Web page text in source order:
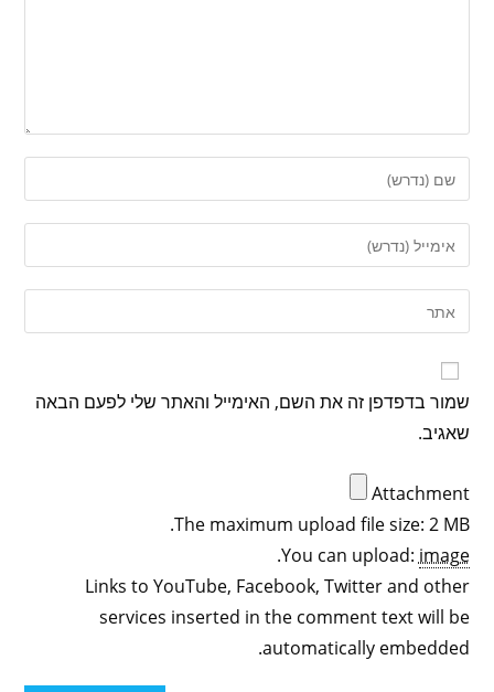
שמור בדפדפן זה את השם, האימייל והאתר שלי לפעם הבאה
שאגיב.
Attachment
The maximum upload file size: 2 MB.
You can upload: image
.
Links to YouTube, Facebook, Twitter and other
services inserted in the comment text will be
automatically embedded.